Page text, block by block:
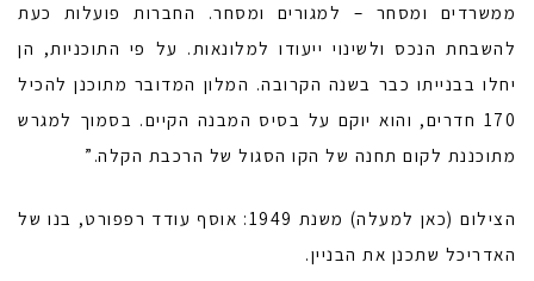
ממשרדים ומסחר – למגורים ומסחר. החברות פועלות כעת
להשבחת הנכס ולשינוי ייעודו למלונאות. על פי התוכניות, הן
יחלו בבנייתו כבר בשנה הקרובה. המלון המדובר מתוכנן להכיל
170 חדרים, והוא יוקם על בסיס המבנה הקיים. בסמוך למגרש
מתוכננת לקום תחנה של הקו הסגול של הרכבת הקלה.”
הצילום (כאן למעלה) משנת 1949: אוסף עודד רפפורט, בנו של
האדריכל שתכנן את הבניין.